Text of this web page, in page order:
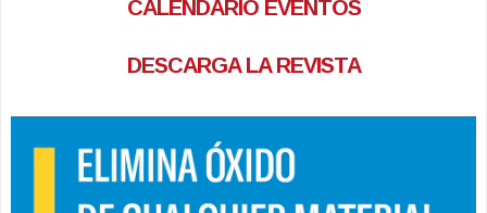
CALENDARIO EVENTOS
DESCARGA LA REVISTA